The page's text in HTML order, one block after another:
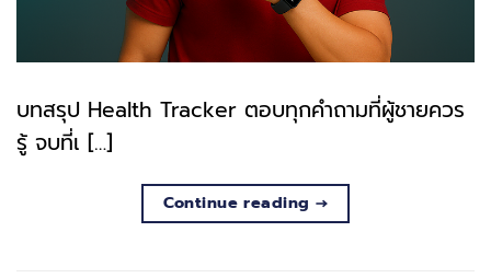
บทสรุป Health Tracker ตอบทุกคำถามที่ผู้ชายควร
รู้ จบที่เ […]
Continue reading →